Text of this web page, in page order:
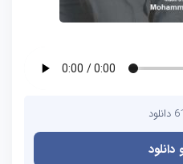
دانلود